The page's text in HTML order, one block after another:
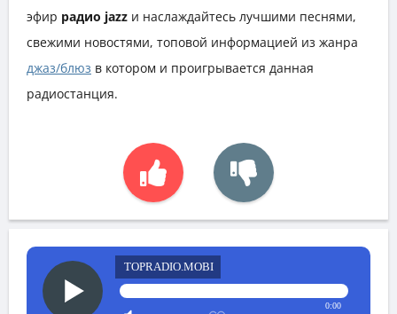
эфир радио jazz и наслаждайтесь лучшими песнями,
свежими новостями, топовой информацией из жанра
джаз/блюз в котором и проигрывается данная
радиостанция.
TOPRADIO.MOBI
0:00